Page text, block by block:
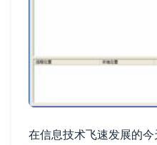
在信息技术飞速发展的